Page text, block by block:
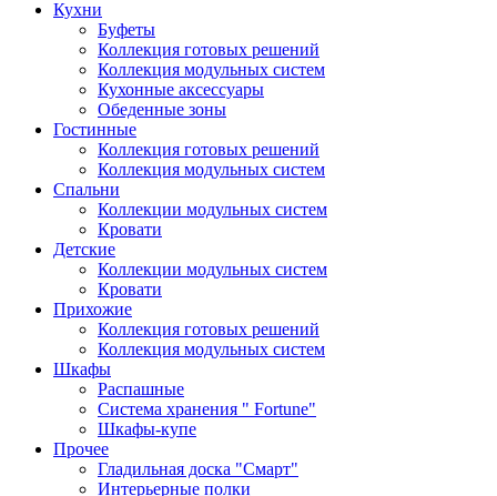
Кухни
Буфеты
Коллекция готовых решений
Коллекция модульных систем
Кухонные аксессуары
Обеденные зоны
Гостинные
Коллекция готовых решений
Коллекция модульных систем
Спальни
Коллекции модульных систем
Кровати
Детские
Коллекции модульных систем
Кровати
Прихожие
Коллекция готовых решений
Коллекция модульных систем
Шкафы
Распашные
Система хранения " Fortune"
Шкафы-купе
Прочее
Гладильная доска "Смарт"
Интерьерные полки